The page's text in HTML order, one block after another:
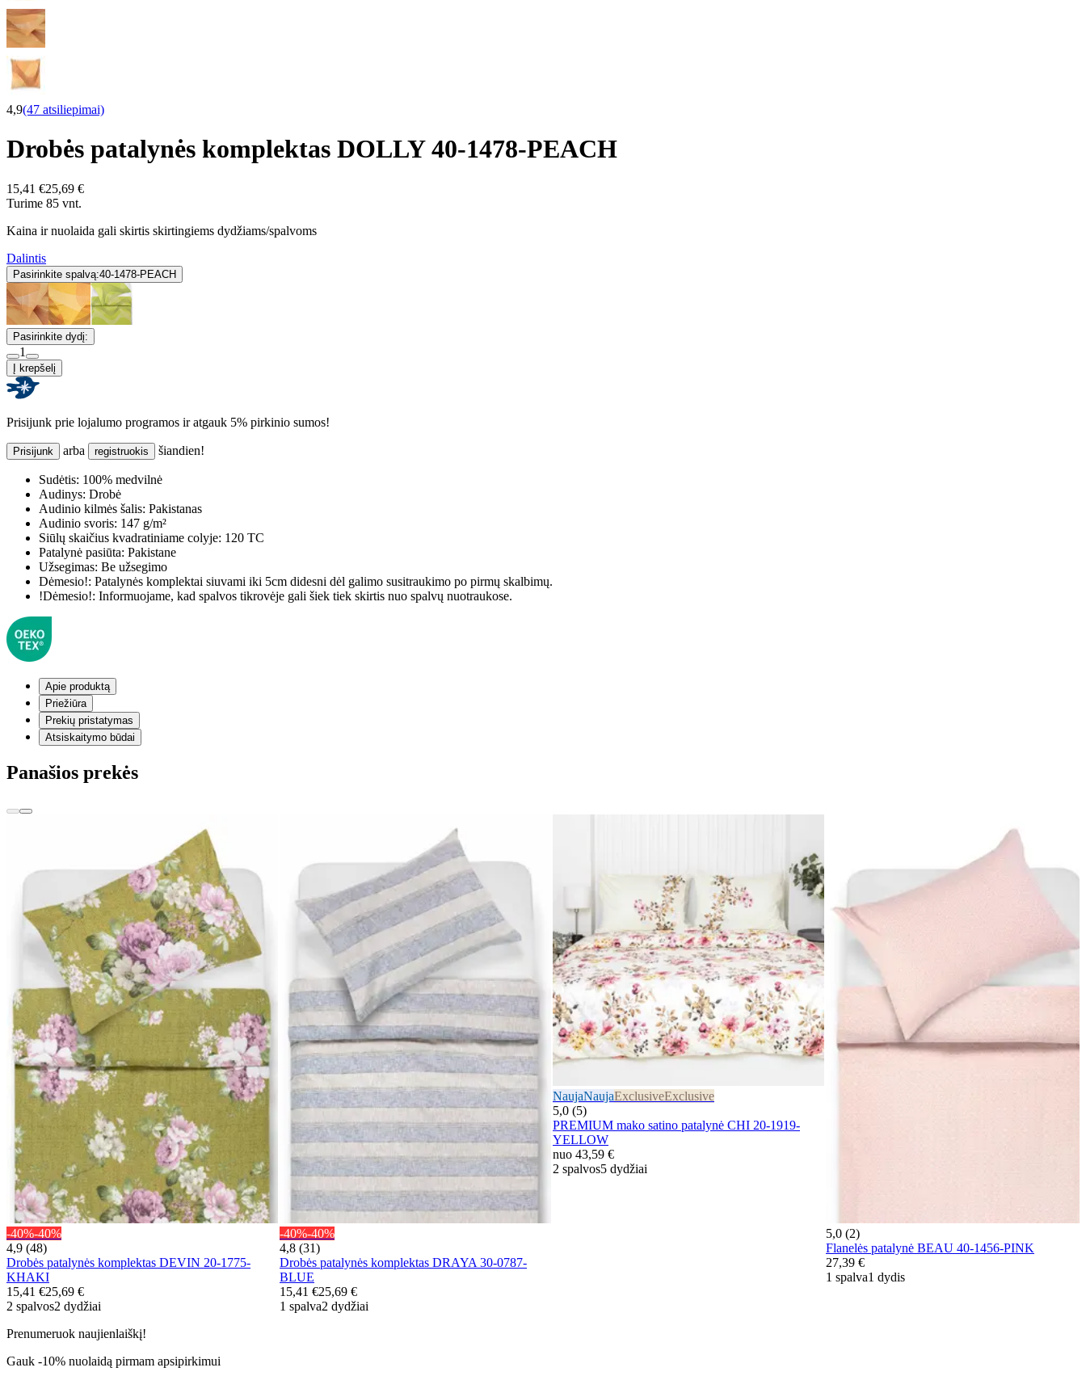
4,9(47 atsiliepimai)
Drobės patalynės komplektas DOLLY 40-1478-PEACH
15,41 €25,69 €
Turime 85 vnt.
Kaina ir nuolaida gali skirtis skirtingiems dydžiams/spalvoms
Dalintis
Pasirinkite spalvą:40-1478-PEACH
Pasirinkite dydį:
1
Į krepšelį
Prisijunk prie lojalumo programos ir atgauk 5% pirkinio sumos!
Prisijunk arba registruokis šiandien!
Sudėtis: 100% medvilnė
Audinys: Drobė
Audinio kilmės šalis: Pakistanas
Audinio svoris: 147 g/m²
Siūlų skaičius kvadratiniame colyje: 120 TC
Patalynė pasiūta: Pakistane
Užsegimas: Be užsegimo
Dėmesio!: Patalynės komplektai siuvami iki 5cm didesni dėl galimo susitraukimo po pirmų skalbimų.
!Dėmesio!: Informuojame, kad spalvos tikrovėje gali šiek tiek skirtis nuo spalvų nuotraukose.
Apie produktą
Priežiūra
Prekių pristatymas
Atsiskaitymo būdai
Panašios prekės
-40%-40%
4,9 (48)
Drobės patalynės komplektas DEVIN 20-1775-
KHAKI
15,41 €25,69 €
2 spalvos2 dydžiai
-40%-40%
4,8 (31)
Drobės patalynės komplektas DRAYA 30-0787-
BLUE
15,41 €25,69 €
1 spalva2 dydžiai
NaujaNaujaExclusiveExclusive
5,0 (5)
PREMIUM mako satino patalynė CHI 20-1919-
YELLOW
nuo 43,59 €
2 spalvos5 dydžiai
5,0 (2)
Flanelės patalynė BEAU 40-1456-PINK
27,39 €
1 spalva1 dydis
Prenumeruok naujienlaiškį!
Gauk -10% nuolaidą pirmam apsipirkimui